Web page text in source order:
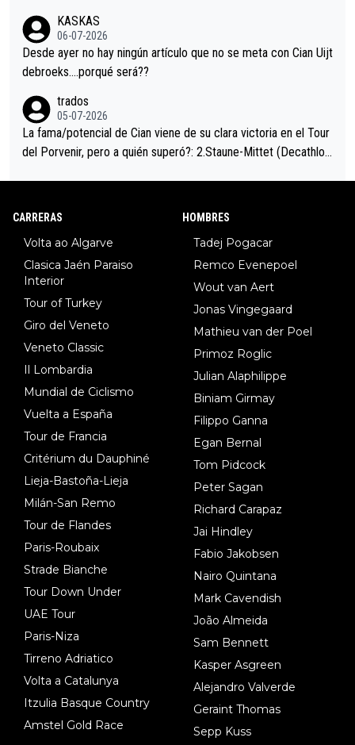
eta, a ver si por querer poner a Del Toro con calzador en posi
ción de podio UAE y Pojacar se van complicar el tour.
KASKAS
06-07-2026
Desde ayer no hay ningún artículo que no se meta con Cian Uijt
debroeks….porqué será??
trados
05-07-2026
La fama/potencial de Cian viene de su clara victoria en el Tour
del Porvenir, pero a quién superó?: 2.Staune-Mittet (Decathlon,
CARRERAS
Volta ao Algarve
Clasica Jaén Paraiso
Interior
Tour of Turkey
Giro del Veneto
Veneto Classic
Il Lombardia
Mundial de Ciclismo
Vuelta a España
Tour de Francia
Critérium du Dauphiné
Lieja-Bastoña-Lieja
Milán-San Remo
Tour de Flandes
Paris-Roubaix
Strade Bianche
Tour Down Under
UAE Tour
Paris-Niza
Tirreno Adriatico
Volta a Catalunya
Itzulia Basque Country
Amstel Gold Race
HOMBRES
Tadej Pogacar
Remco Evenepoel
Wout van Aert
Jonas Vingegaard
Mathieu van der Poel
Primoz Roglic
Julian Alaphilippe
Biniam Girmay
Filippo Ganna
Egan Bernal
Tom Pidcock
Peter Sagan
Richard Carapaz
Jai Hindley
Fabio Jakobsen
Nairo Quintana
Mark Cavendish
João Almeida
Sam Bennett
Kasper Asgreen
Alejandro Valverde
Geraint Thomas
Sepp Kuss